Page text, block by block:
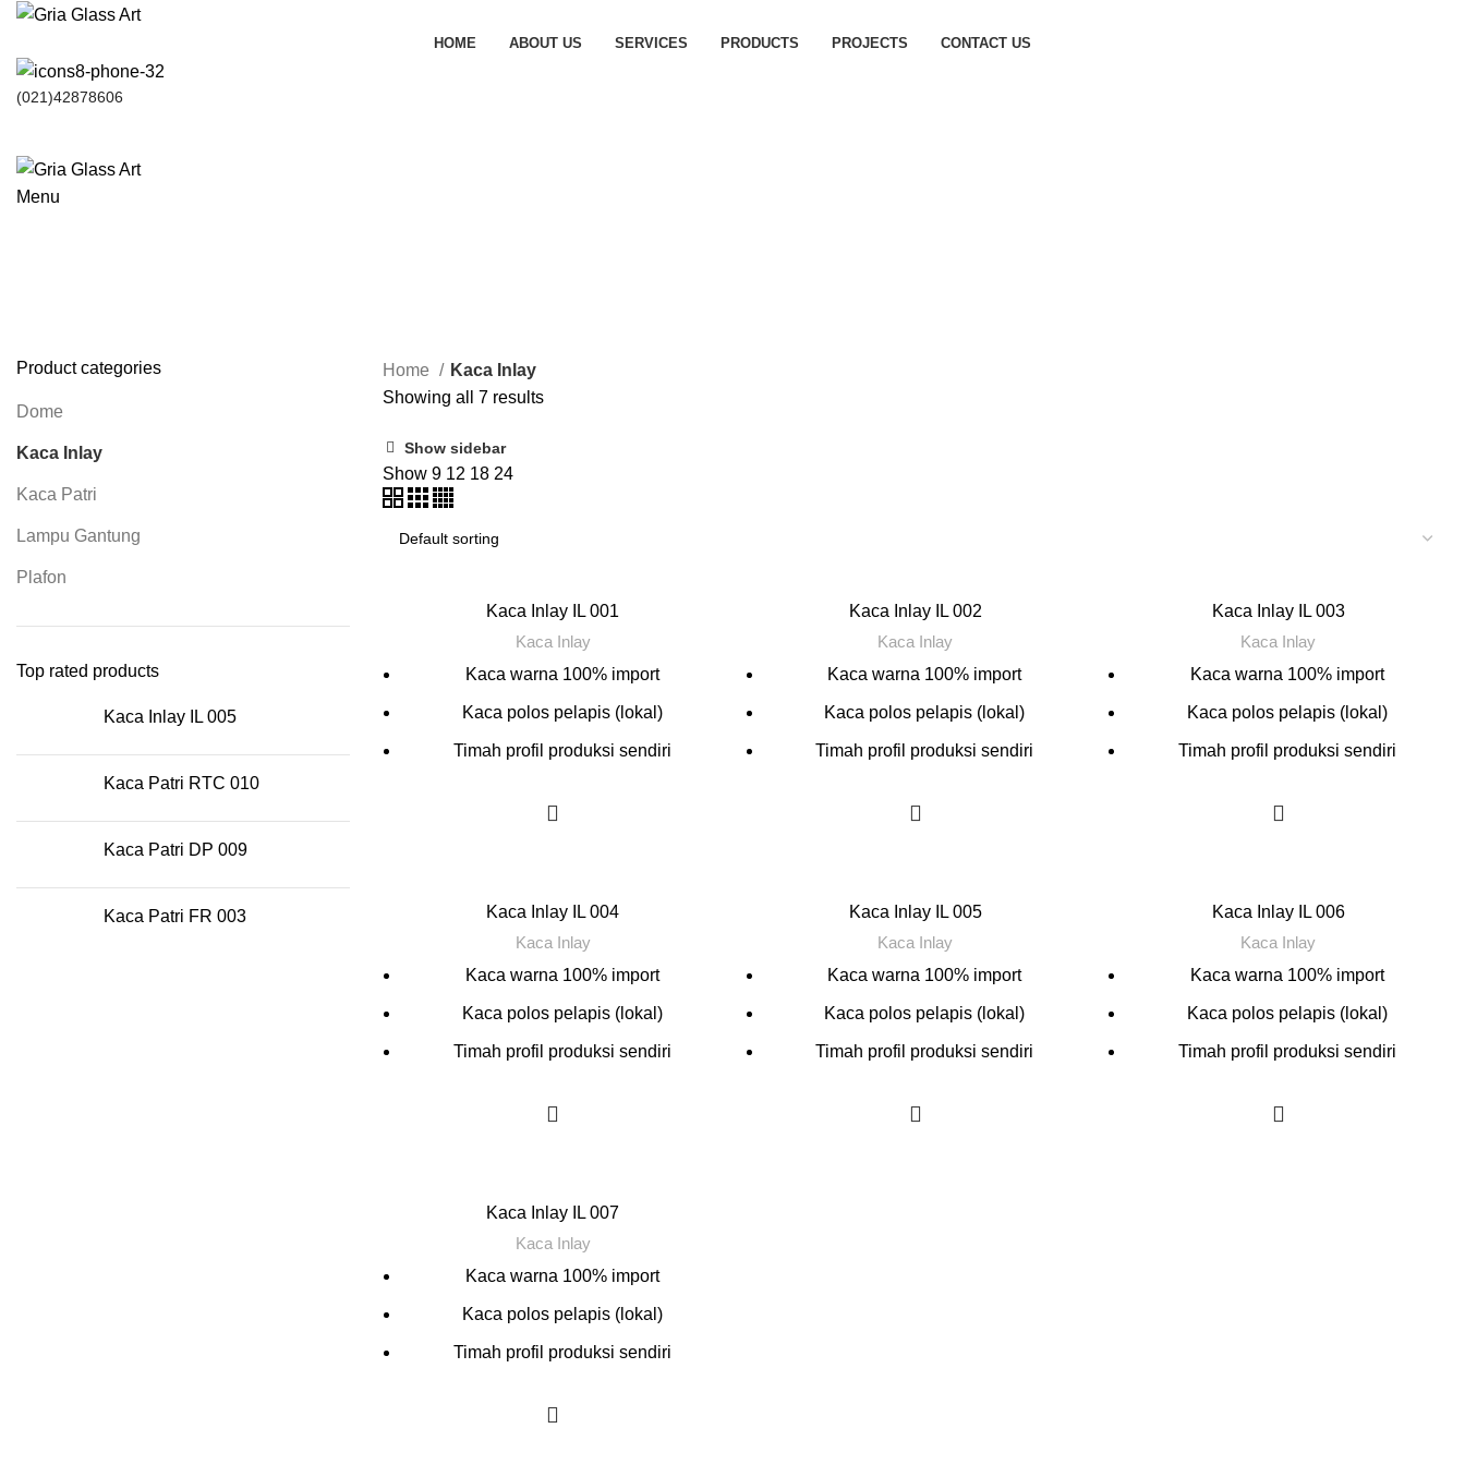
HOME ABOUT US SERVICES PRODUCTS PROJECTS CONTACT US
(021)42878606
Menu
Product categories
Dome
Kaca Inlay
Kaca Patri
Lampu Gantung
Plafon
Top rated products
Kaca Inlay IL 005
Kaca Patri RTC 010
Kaca Patri DP 009
Kaca Patri FR 003
Home
Kaca Inlay
Showing all 7 results
Show sidebar
Show 9 12 18 24
Kaca Inlay IL 001
Kaca Inlay
Kaca warna 100% import
Kaca polos pelapis (lokal)
Timah profil produksi sendiri
Kaca Inlay IL 002
Kaca Inlay
Kaca warna 100% import
Kaca polos pelapis (lokal)
Timah profil produksi sendiri
Kaca Inlay IL 003
Kaca Inlay
Kaca warna 100% import
Kaca polos pelapis (lokal)
Timah profil produksi sendiri
Kaca Inlay IL 004
Kaca Inlay
Kaca warna 100% import
Kaca polos pelapis (lokal)
Timah profil produksi sendiri
Kaca Inlay IL 005
Kaca Inlay
Kaca warna 100% import
Kaca polos pelapis (lokal)
Timah profil produksi sendiri
Kaca Inlay IL 006
Kaca Inlay
Kaca warna 100% import
Kaca polos pelapis (lokal)
Timah profil produksi sendiri
Kaca Inlay IL 007
Kaca Inlay
Kaca warna 100% import
Kaca polos pelapis (lokal)
Timah profil produksi sendiri